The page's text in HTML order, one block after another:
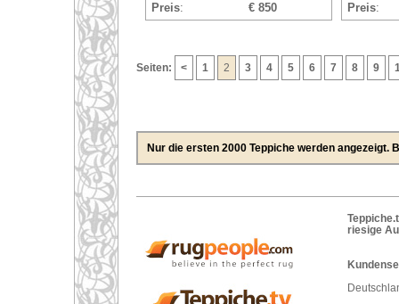
Preis: € 850
Preis:
Seiten: < 1 2 3 4 5 6 7 8 9
Nur die ersten 2000 Teppiche werden angezeigt.
riesige